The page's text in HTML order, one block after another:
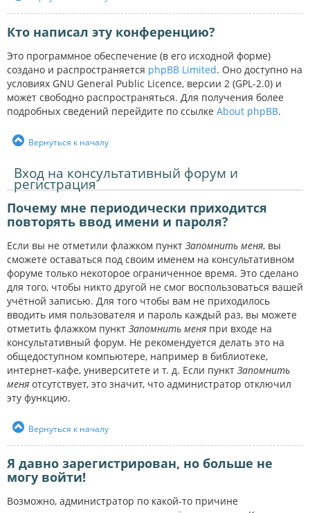
Кто написал эту конференцию?
Это программное обеспечение (в его исходной форме)
создано и распространяется phpBB Limited. Оно доступно на
условиях GNU General Public Licence, версии 2 (GPL-2.0) и
может свободно распространяться. Для получения более
подробных сведений перейдите по ссылке About phpBB.
Вернуться к началу
Вход на консультативный форум и
регистрация
Почему мне периодически приходится
повторять ввод имени и пароля?
Если вы не отметили флажком пункт Запомнить меня, вы
сможете оставаться под своим именем на консультативном
форуме только некоторое ограниченное время. Это сделано
для того, чтобы никто другой не смог воспользоваться вашей
учётной записью. Для того чтобы вам не приходилось
вводить имя пользователя и пароль каждый раз, вы можете
отметить флажком пункт Запомнить меня при входе на
консультативный форум. Не рекомендуется делать это на
общедоступном компьютере, например в библиотеке,
интернет-кафе, университете и т. д. Если пункт Запомнить
меня отсутствует, это значит, что администратор отключил
эту функцию.
Вернуться к началу
Я давно зарегистрирован, но больше не
могу войти!
Возможно, администратор по какой-то причине